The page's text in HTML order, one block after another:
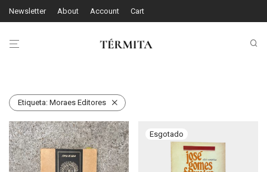
Newsletter About Account Cart
Etiqueta: Moraes Editores